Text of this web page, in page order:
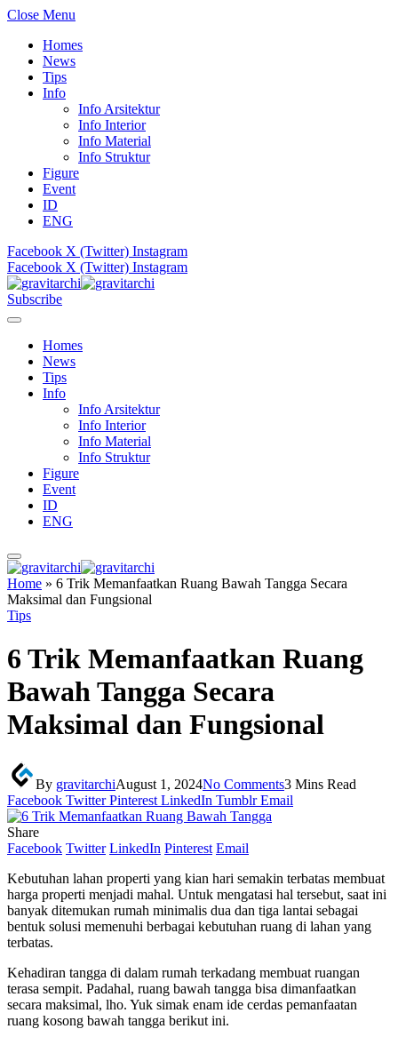
Close Menu
Homes
News
Tips
Info
Info Arsitektur
Info Interior
Info Material
Info Struktur
Figure
Event
ID
ENG
Facebook X (Twitter) Instagram
Facebook X (Twitter) Instagram
Subscribe
Homes
News
Tips
Info
Info Arsitektur
Info Interior
Info Material
Info Struktur
Figure
Event
ID
ENG
Home » 6 Trik Memanfaatkan Ruang Bawah Tangga Secara
Maksimal dan Fungsional
Tips
6 Trik Memanfaatkan Ruang
Bawah Tangga Secara
Maksimal dan Fungsional
By gravitarchiAugust 1, 2024No Comments3 Mins Read
Facebook Twitter Pinterest LinkedIn Tumblr Email
Share
Facebook Twitter LinkedIn Pinterest Email
Kebutuhan lahan properti yang kian hari semakin terbatas membuat
harga properti menjadi mahal. Untuk mengatasi hal tersebut, saat ini
banyak ditemukan rumah minimalis dua dan tiga lantai sebagai
bentuk solusi memenuhi berbagai kebutuhan ruang di lahan yang
terbatas.
Kehadiran tangga di dalam rumah terkadang membuat ruangan
terasa sempit. Padahal, ruang bawah tangga bisa dimanfaatkan
secara maksimal, lho. Yuk simak enam ide cerdas pemanfaatan
ruang kosong bawah tangga berikut ini.